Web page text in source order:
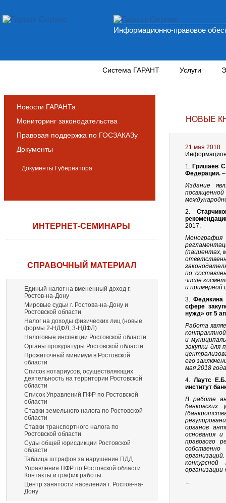
Информационно-правовое
Система ГАРАНТ Услуги
Новости ГАРАНТа
Мониторинг законодательства
Правовая поддержка по ГОСЗАКАЗу
Документы
Документы Губернатора
ИНТЕРНЕТ-СЕМИНАРЫ
СПРАВОЧНЫЙ МАТЕРИАЛ
Единый налог на вмененный доход г.
Ростов-на-Дону
Мировые судьи г. Ростова-на-Дону и
Ростовской области
Налог на доходы физических лиц (новые
формы 2-НДФЛ, 3-НДФЛ)
Налоговые инспекции Ростовской области
Органы прокуратуры Ростовской области
Прожиточный минимум в Ростовской
области
Список нотариусов, осуществляющих
деятельность на территории Ростовской
области
Список Управлений ПФР по Ростовской
области
Ставки земельного налога по Ростовской
области
Ставки транспортного налога по
Ростовской области
Суды общей юрисдикции Ростовской
области
Таблица штрафов за нарушение ПДД
Управления ПФР по Ростовской области.
Контакты и график работы
Центр занятости населения г. Ростов-на-
Дону
НОВЫЕ
21 мая 2018
1. Гришаев
Федерации.
Издание
2.
2017.
(пациентах,
по
числе
и примерной
3.Федякина
сфере
нужд» от 5
Работа
контрактной
и
закупки для
его
мая 2018
4. Лаутс
институт
В работе
органов
основания
правового
←